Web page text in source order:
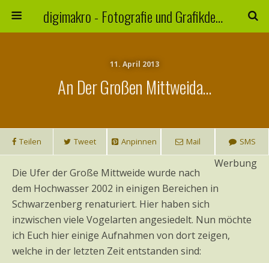
digimakro - Fotografie und Grafikdesign
11. April 2013
An Der Großen Mittweida…
Teilen Tweet Anpinnen Mail SMS
Werbung
Die Ufer der Große Mittweide wurde nach
dem Hochwasser 2002 in einigen Bereichen in
Schwarzenberg renaturiert. Hier haben sich
inzwischen viele Vogelarten angesiedelt. Nun möchte
ich Euch hier einige Aufnahmen von dort zeigen,
welche in der letzten Zeit entstanden sind: